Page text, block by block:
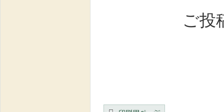
ご